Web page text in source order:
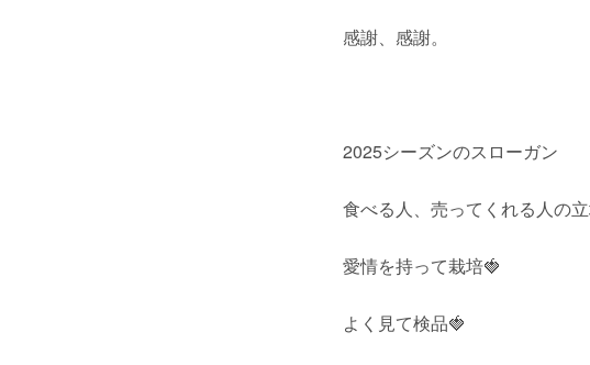
感謝、感謝。
2025シーズンのスローガン
食べる人、売ってくれる人の
愛情を持って栽培🍓
よく見て検品🍓